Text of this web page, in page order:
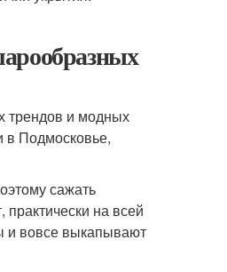
трендов и модных
Подмосковье,
сажать
на всей
и вовсе выкапывают